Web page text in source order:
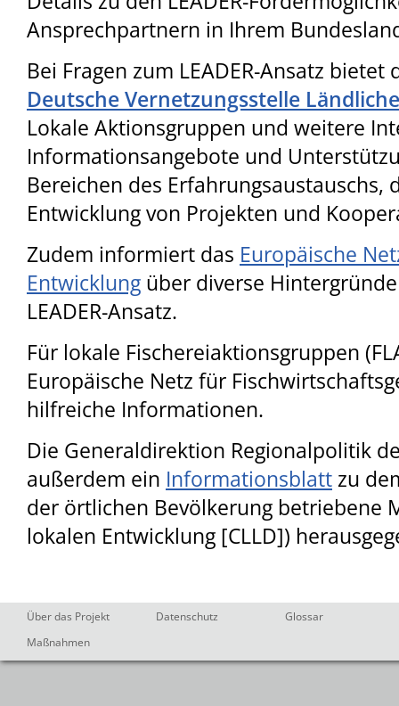
Ansprechpartnern in Ihrem
Bei Fragen zum LEADER-Ansatz
Deutsche Vernetzungsstelle
Lokale Aktionsgruppen und weitere
Informationsangebote und
Bereichen des Erfahrungsaustauschs,
Entwicklung von Projekten und
Zudem informiert das Europäische
Entwicklung über diverse
LEADER-Ansatz.
Für lokale Fischereiaktionsgruppen
Europäische Netz für
hilfreiche Informationen.
Die Generaldirektion Regionalpolitik
außerdem ein Informationsblattzu
der örtlichen Bevölkerung betriebene
lokalen Entwicklung [CLLD])
Über das Projekt Datenschutz
Glossar
Maßnahmen